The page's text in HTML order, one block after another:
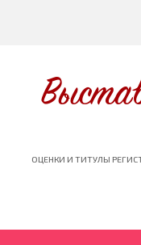
ОЦЕНКИ И ТИТУЛЫ